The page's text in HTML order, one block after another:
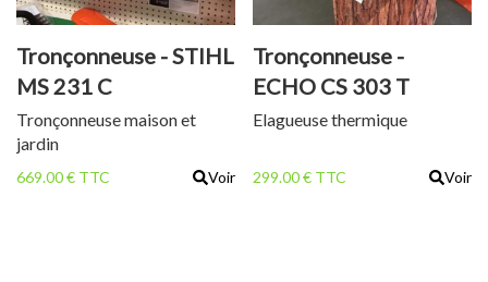
Tronçonneuse - STIHL
MS 231 C
Tronçonneuse maison et
jardin
669.00 € TTC Voir
Tronçonneuse -
ECHO CS 303 T
Elagueuse thermique
299.00 € TTC Voir